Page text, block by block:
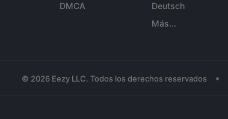
DMCA
Deutsch
Más...
© 2026 Eezy LLC. Todos los derechos reservados •